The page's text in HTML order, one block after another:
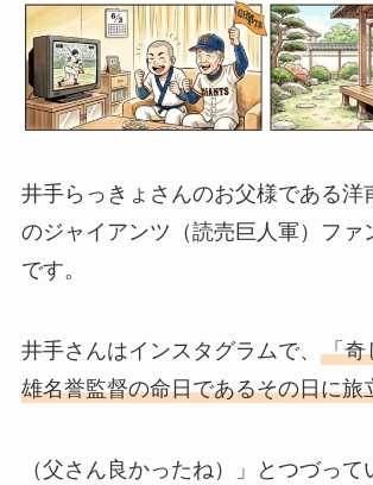
井手らっきょさんのお父様である洋
のジャイアンツ（読売巨人軍）ファ
です。
井手さんはインスタグラムで、 「奇
雄名誉監督の命日であるその日に旅
（父さん良かったね）」とつづって